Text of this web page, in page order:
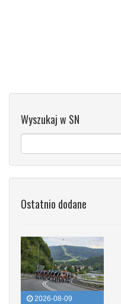
Wyszukaj w SN
Ostatnio dodane
2026-08-09